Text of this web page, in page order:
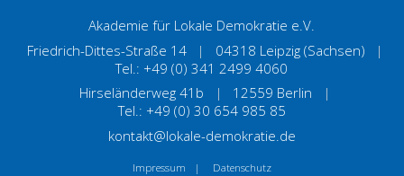
Akademie für Lokale Demokratie e.V.
Friedrich-Dittes-Straße 14
| 04318 Leipzig (Sachsen)
|
Tel.: +49 (0) 341 2499 4060
Hirseländerweg 41b
| 12559 Berlin
|
Tel.: +49 (0) 30 654 985 85
kontakt@lokale-demokratie.de
Impressum | Datenschutz